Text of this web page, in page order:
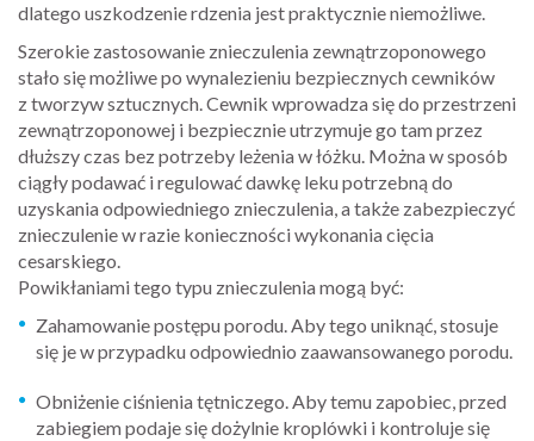
dlatego uszkodzenie rdzenia jest praktycznie niemożliwe.
Szerokie zastosowanie znieczulenia zewnątrzoponowego
stało się możliwe po wynalezieniu bezpiecznych cewników
z tworzyw sztucznych. Cewnik wprowadza się do przestrzeni
zewnątrzoponowej i bezpiecznie utrzymuje go tam przez
dłuższy czas bez potrzeby leżenia w łóżku. Można w sposób
ciągły podawać i regulować dawkę leku potrzebną do
uzyskania odpowiedniego znieczulenia, a także zabezpieczyć
znieczulenie w razie konieczności wykonania cięcia
cesarskiego.
Powikłaniami tego typu znieczulenia mogą być:
Zahamowanie postępu porodu. Aby tego uniknąć, stosuje
się je w przypadku odpowiednio zaawansowanego porodu.
Obniżenie ciśnienia tętniczego. Aby temu zapobiec, przed
zabiegiem podaje się dożylnie kroplówki i kontroluje się